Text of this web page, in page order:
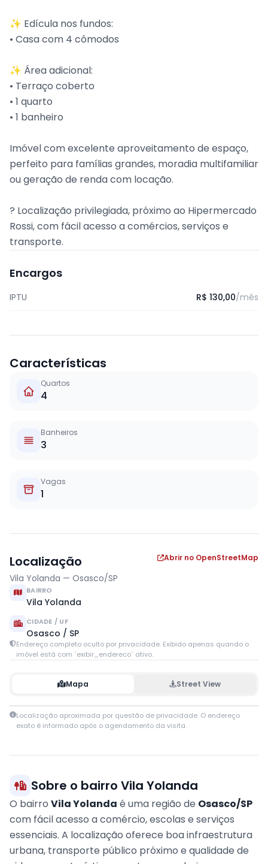
✨ Edícula nos fundos:
• Casa com 4 cômodos
✨ Área adicional:
• Terraço coberto
• 1 quarto
• 1 banheiro
Imóvel com excelente aproveitamento de espaço,
perfeito para famílias grandes, moradia multifamiliar
ou geração de renda com locação.
? Localização privilegiada, próximo ao Hipermercado
Rossi, com fácil acesso a comércios, serviços e
transporte.
Encargos
IPTU R$ 130,00/mês
Características
Quartos
4
Banheiros
3
Vagas
1
Localização
Vila Yolanda — Osasco/SP
Abrir no OpenStreetMap
BAIRRO
Vila Yolanda
CIDADE / UF
Osasco / SP
Endereço completo oculto por privacidade. Exibido apenas quando o
imóvel está com `exibir_endereco` ativo.
Mapa Street View
+
Localização aproximada por questão de privacidade. O endereço
exato é informado após o agendamento da visita.
Sobre o bairro Vila Yolanda
O bairro Vila Yolanda é uma região de Osasco/SP
com fácil acesso a comércio, escolas e serviços
essenciais. A localização oferece boa infraestrutura
urbana, transporte público próximo e qualidade de